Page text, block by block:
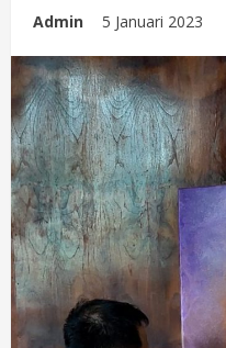
Admin 5 Januari 2023